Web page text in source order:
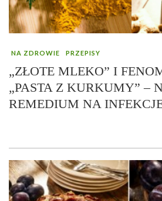
NA ZDROWIE PRZEPISY
„ZŁOTE MLEKO” I
„PASTA Z KURKUMY” –
REMEDIUM NA